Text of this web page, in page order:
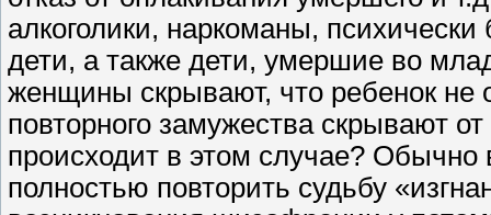
алкоголики, наркоманы,
дети, а также дети, умершие во
женщины скрывают, что ребенок не
повторного замужества скрывают
происходит в этом случае? Обычно
полностью повторить судьбу